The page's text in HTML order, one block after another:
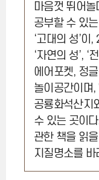
마음껏 뛰어
공부할 수 있
‘고대의 성’이
‘자연의 성’, ‘
에어포켓, 정
놀이공간이며,
공룡화석산지
수 있는 곳이다
관한 책을 읽
지질명소를